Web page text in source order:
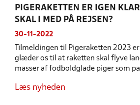
PIGERAKETTEN ER IGEN
SKAL I MED PÅ REJSEN?
30-11-2022
Tilmeldingen til Pigeraketten 2023
glæder os til at raketten skal flyve
masser af fodboldglade piger som
Læs nyheden